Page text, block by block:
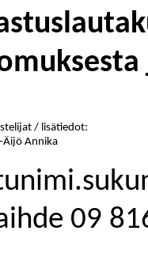
/ lisätiedot:
Äijö Annika
09